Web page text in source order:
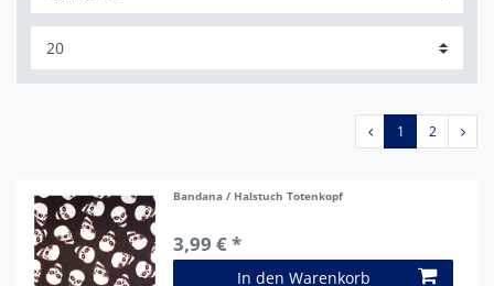
1 2
Bandana / Halstuch Totenkopf
3,99 € *
In den Warenkorb